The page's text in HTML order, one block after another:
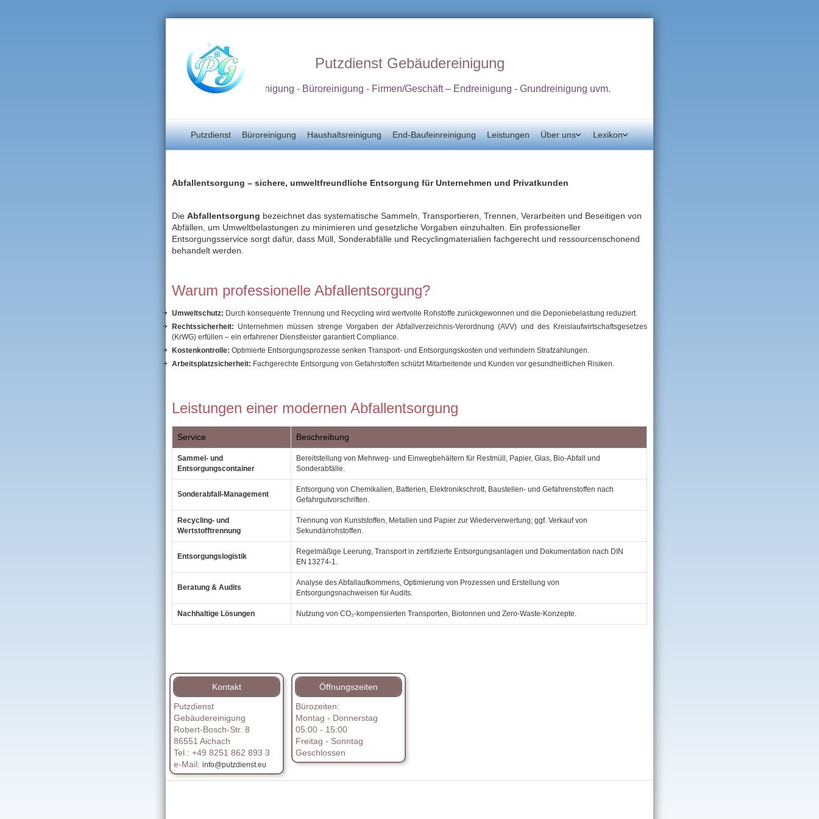
Putzdienst Gebäudereinigung
Unterhaltsreinigung - Büroreinigung - Firmen/Geschäft – Endreinigung - Grundreinigung uvm.
Putzdienst Büroreinigung Haushaltsreinigung End-Baufeinreinigung Leistungen Über uns Lexikon
Abfallentsorgung – sichere, umweltfreundliche Entsorgung für Unternehmen und Privatkunden
Die Abfallentsorgung bezeichnet das systematische Sammeln, Transportieren, Trennen, Verarbeiten und Beseitigen von
Abfällen, um Umweltbelastungen zu minimieren und gesetzliche Vorgaben einzuhalten. Ein professioneller
Entsorgungsservice sorgt dafür, dass Müll, Sonderabfälle und Recyclingmaterialien fachgerecht und ressourcenschonend
behandelt werden.
Warum professionelle Abfallentsorgung?
Umweltschutz: Durch konsequente Trennung und Recycling wird wertvolle Rohstoffe zurückgewonnen und die Deponiebelastung reduziert.
Rechtssicherheit: Unternehmen müssen strenge Vorgaben der Abfallverzeichnis-Verordnung (AVV) und des Kreislaufwirtschaftsgesetzes
(KrWG) erfüllen – ein erfahrener Dienstleister garantiert Compliance.
Kostenkontrolle: Optimierte Entsorgungsprozesse senken Transport- und Entsorgungskosten und verhindern Strafzahlungen.
Arbeitsplatzsicherheit: Fachgerechte Entsorgung von Gefahrstoffen schützt Mitarbeitende und Kunden vor gesundheitlichen Risiken.
Leistungen einer modernen Abfallentsorgung
Service Beschreibung
Sammel‑ und
Entsorgungscontainer
Bereitstellung von Mehrweg‑ und Einwegbehältern für Restmüll, Papier, Glas, Bio‑Abfall und
Sonderabfälle.
Sonderabfall‑Management
Entsorgung von Chemikalien, Batterien, Elektronikschrott, Baustellen‑ und Gefahrenstoffen nach
Gefahrgutvorschriften.
Recycling‑ und
Wertstofftrennung
Trennung von Kunststoffen, Metallen und Papier zur Wiederverwertung; ggf. Verkauf von
Sekundärrohstoffen.
Entsorgungslogistik
Regelmäßige Leerung, Transport in zertifizierte Entsorgungsanlagen und Dokumentation nach DIN
EN 13274‑1.
Beratung & Audits
Analyse des Abfallaufkommens, Optimierung von Prozessen und Erstellung von
Entsorgungsnachweisen für Audits.
Nachhaltige Lösungen Nutzung von CO₂‑kompensierten Transporten, Biotonnen und Zero‑Waste‑Konzepte.
Kontakt
Putzdienst
Gebäudereinigung
Robert-Bosch-Str. 8
86551 Aichach
Tel.: +49 8251 862 893 3
e-Mail: info@putzdienst.eu
Öffnungszeiten
Bürozeiten:
Montag - Donnerstag
05:00 - 15:00
Freitag - Sonntag
Geschlossen